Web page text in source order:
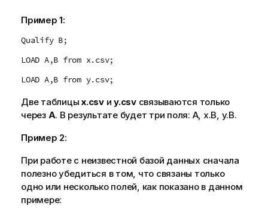
Пример 1:
Qualify B;
LOAD A,B from x.csv;
LOAD A,B from y.csv;
Две таблицы x.csvи y.csvсвязываются только
через A. В результате будет три поля: A, x.B y.B.
Пример 2:
При работе с неизвестной базой данных сначала
полезно убедиться в том, что связаны только
одно или несколько полей, как показано в данном
примере: